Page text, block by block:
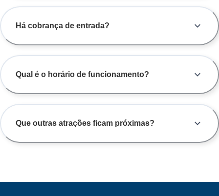
Há cobrança de entrada?
Qual é o horário de funcionamento?
Que outras atrações ficam próximas?